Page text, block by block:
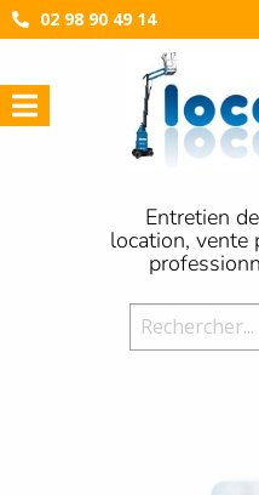
02 98 90 49 14
Entretien
location, vente